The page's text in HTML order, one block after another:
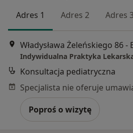
Adres 1 Adres 2 Adres 3
Indywidualna Praktyka
Konsultacja pediatryczna
Poproś o wizytę